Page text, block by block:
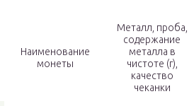
Наименование
монеты
Металл, проба,
содержание
металла в
чистоте (г),
качество
чеканки